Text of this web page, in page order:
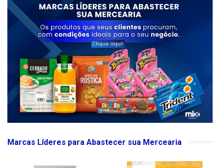
Marcas Líderes para Abastecer sua Mercearia